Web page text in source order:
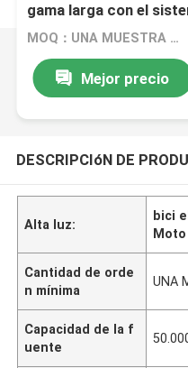
gama larga con el
sinusoidal
MOQ：UNA MUESTRA ES AGRADABLE
Mejor precio
DESCRIPCIóN DE
Alta luz:
bici
Cantidad de orde
n mínima
UNA
Capacidad de la f
uente